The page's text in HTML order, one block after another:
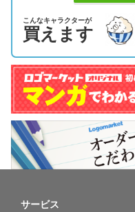
こんなキャラクターが
買えます
サービス